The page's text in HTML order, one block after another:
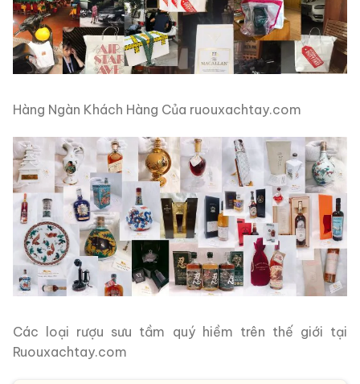
Hàng Ngàn Khách Hàng Của ruouxachtay.com
Các loại rượu sưu tầm quý hiềm trên thế giới tại
Ruouxachtay.com